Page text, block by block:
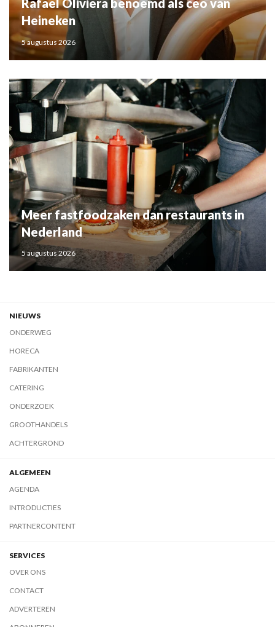
Rafael Oliviera benoemd als ceo van
Heineken
5 augustus 2026
Meer fastfoodzaken dan restaurants in
Nederland
5 augustus 2026
NIEUWS
ONDERWEG
HORECA
FABRIKANTEN
CATERING
ONDERZOEK
GROOTHANDELS
ACHTERGROND
ALGEMEEN
AGENDA
INTRODUCTIES
PARTNERCONTENT
SERVICES
OVER ONS
CONTACT
ADVERTEREN